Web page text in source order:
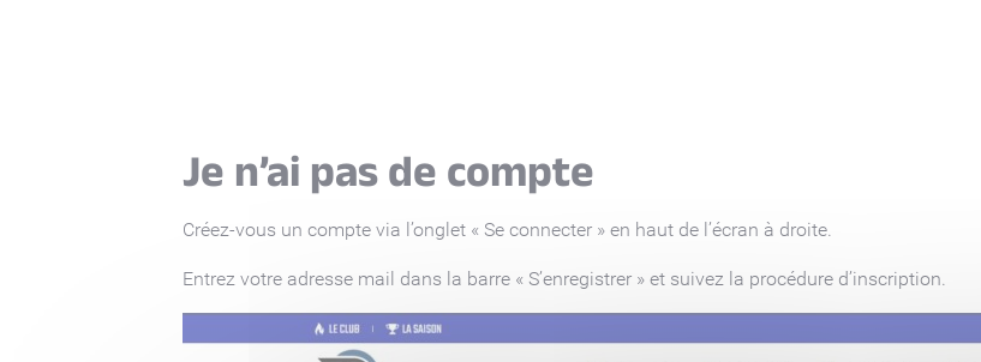
Je n’ai pas de compte
Créez-vous un compte via l’onglet « Se connecter » en haut de l’écran à droite.
Entrez votre adresse mail dans la barre « S’enregistrer » et suivez la procédure d’inscription.